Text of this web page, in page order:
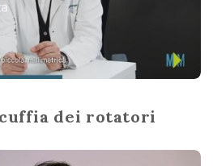
dei rotatori